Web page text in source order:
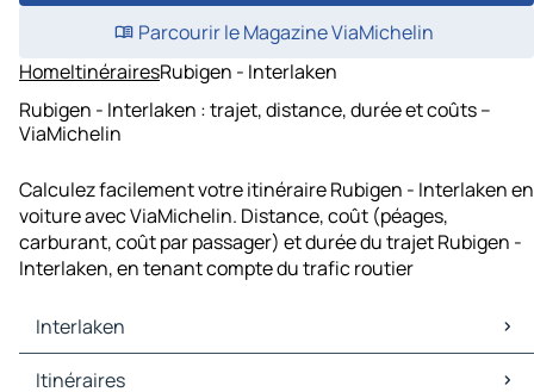
Parcourir le Magazine ViaMichelin
HomeItinérairesRubigen - Interlaken
Rubigen - Interlaken : trajet, distance, durée et coûts –
ViaMichelin
Calculez facilement votre itinéraire Rubigen - Interlaken en
voiture avec ViaMichelin. Distance, coût (péages,
carburant, coût par passager) et durée du trajet Rubigen -
Interlaken, en tenant compte du trafic routier
Interlaken
Interlaken Cartes et plans
Itinéraires